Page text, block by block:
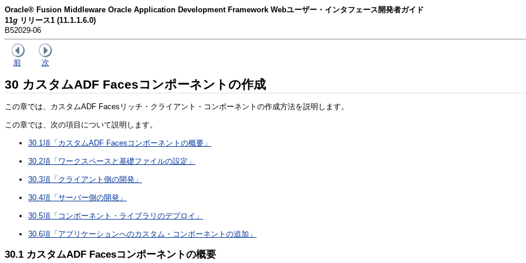
Oracle® Fusion Middleware Oracle Application Development Framework Webユーザー・インタフェース開発者ガイド
11g リリース1 (11.1.1.6.0)
B52029-06
前 次
30 カスタムADF Facesコンポーネントの作成
この章では、カスタムADF Facesリッチ・クライアント・コンポーネントの作成方法を説明します。
この章では、次の項目について説明します。
30.1項「カスタムADF Facesコンポーネントの概要」
30.2項「ワークスペースと基礎ファイルの設定」
30.3項「クライアント側の開発」
30.4項「サーバー側の開発」
30.5項「コンポーネント・ライブラリのデプロイ」
30.6項「アプリケーションへのカスタム・コンポーネントの追加」
30.1 カスタムADF Facesコンポーネントの概要